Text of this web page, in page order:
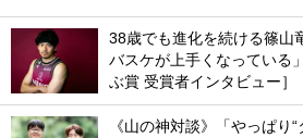
38歳でも進化を続ける篠山
バスケが上手くなっている
ぶ賞 受賞者インタビュー］
《山の神対談》「やっぱり